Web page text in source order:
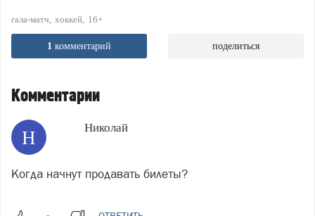
гала-матч хоккей 16+
1 комментарий поделиться
Комментарии
Н Николай
Когда начнут продавать билеты?